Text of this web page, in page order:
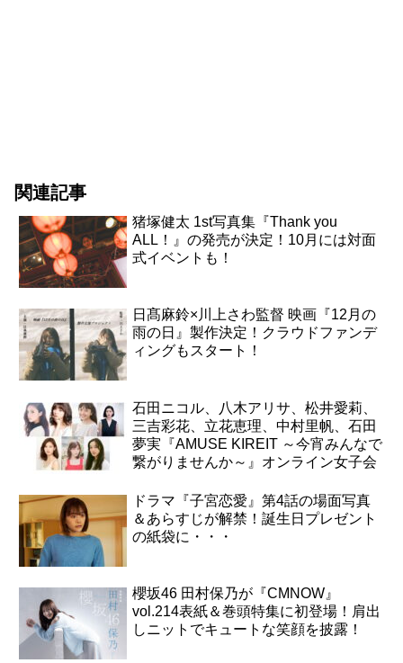
関連記事
猪塚健太 1st写真集『Thank you
ALL！』の発売が決定！10月には対面
式イベントも！
日髙麻鈴×川上さわ監督 映画『12月の
雨の日』製作決定！クラウドファンデ
ィングもスタート！
石田ニコル、八木アリサ、松井愛莉、
三吉彩花、立花恵理、中村里帆、石田
夢実『AMUSE KIREIT ～今宵みんなで
繋がりませんか～』オンライン女子会
ドラマ『子宮恋愛』第4話の場面写真
＆あらすじが解禁！誕生日プレゼント
の紙袋に・・・
櫻坂46 田村保乃が『CMNOW』
vol.214表紙＆巻頭特集に初登場！肩出
しニットでキュートな笑顔を披露！